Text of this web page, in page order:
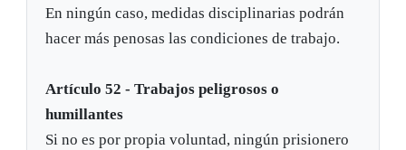
En ningún caso, medidas disciplinarias podrán
hacer más penosas las condiciones de trabajo.
Artículo 52 - Trabajos peligrosos o
humillantes
Si no es por propia voluntad, ningún prisionero